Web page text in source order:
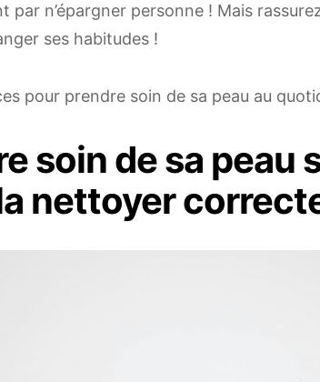
par n’épargner personne ! Mais
ses habitudes !
pour prendre soin de sa peau au
soin de sa peau
nettoyer